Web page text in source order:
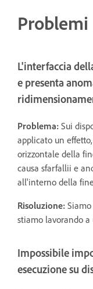
L'interfaccia
e presenta
Problema: Sui
applicato un
orizzontale della
causa sfarfallii e
all'interno della
Risoluzione:
stiamo lavorando a
Impossibile
esecuzione su